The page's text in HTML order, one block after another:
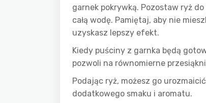
garnek pokrywką. Pozostaw ryż
całą wodę. Pamiętaj, aby nie
uzyskasz lepszy efekt.
Kiedy puściny z garnka będą
pozwoli na równomierne
Podając ryż, możesz go
dodatkowego smaku i aromatu.